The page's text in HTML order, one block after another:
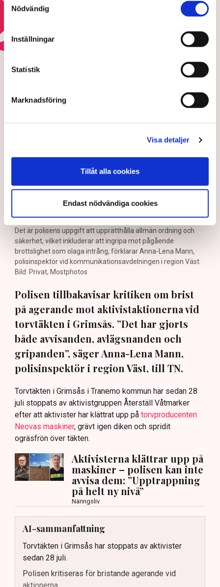
Nödvändig
Inställningar
Statistik
Marknadsföring
Visa detaljer
Tillåt alla cookies
Endast nödvändiga cookies
Läs mer om företagarhjälpen till ukraina
Polisens svar efter sabotagen i
Grimsås: ”Flera har gripits
och avlägsnats”
Det är polisens uppgift att upprätthålla allmän ordning och
säkerhet, vilket inkluderar att ingripa mot pågående
brottslighet som olaga intrång, förklarar Anna-Lena Mann,
polisinspektör vid kommunikationsavdelningen i region Väst.
Bild: Privat, Mostphotos
Polisen tillbakavisar kritiken om brist
på agerande mot aktivistaktionerna vid
torvtäkten i Grimsås. ”Det har gjorts
både avvisanden, avlägsnanden och
gripanden”, säger Anna-Lena Mann,
polisinspektör i region Väst, till TN.
Torvtäkten i Grimsås i Tranemo kommun har sedan 28
juli stoppats av aktivistgruppen Återställ Våtmarker
efter att aktivister har klättrat upp på torvproducenten
Neovas maskiner, grävt igen diken och spridit
ogräsfrön över täkten.
Aktivisterna klättrar upp på
maskiner – polisen kan inte
avvisa dem: ”Upptrappning
på helt ny nivå”
Näringsliv
AI-sammanfattning
Torvtäkten i Grimsås har stoppats av aktivister
sedan 28 juli.
Polisen kritiseras för bristande agerande vid